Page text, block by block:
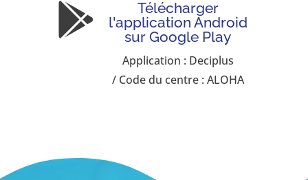

Télécharger
l'application Android
sur Google Play
Application : Deciplus
/ Code du centre : ALOHA